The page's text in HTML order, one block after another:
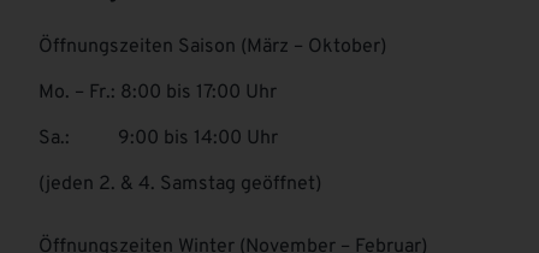
Öffnungszeiten Saison (März – Oktober)
Mo. – Fr.: 8:00 bis 17:00 Uhr
Sa.: 9:00 bis 14:00 Uhr
(jeden 2. & 4. Samstag geöffnet)
Öffnungszeiten Winter (November – Februar)